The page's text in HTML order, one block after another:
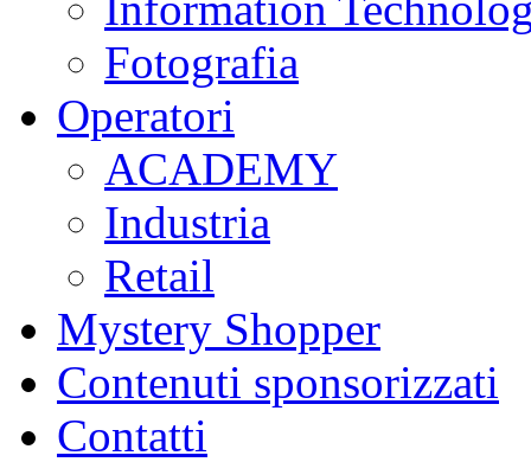
Fotografia
Operatori
ACADEMY
Industria
Retail
Mystery Shopper
Contenuti sponsorizzati
Contatti